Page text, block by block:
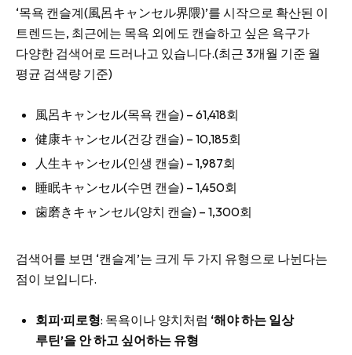
‘목욕 캔슬계(風呂キャンセル界隈)’를 시작으로 확산된 이
트렌드는, 최근에는 목욕 외에도 캔슬하고 싶은 욕구가
다양한 검색어로 드러나고 있습니다.(최근 3개월 기준 월
평균 검색량 기준)
風呂キャンセル(목욕 캔슬) – 61,418회
健康キャンセル(건강 캔슬) – 10,185회
人生キャンセル(인생 캔슬) – 1,987회
睡眠キャンセル(수면 캔슬) – 1,450회
歯磨きキャンセル(양치 캔슬) – 1,300회
검색어를 보면 ‘캔슬계’는 크게 두 가지 유형으로 나뉜다는
점이 보입니다.
회피·피로형: 목욕이나 양치처럼 ‘해야 하는 일상
루틴’을 안 하고 싶어하는 유형